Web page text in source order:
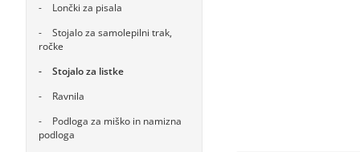
Lončki za pisala
Stojalo za samolepilni trak,
ročke
Stojalo za listke
Ravnila
Podloga za miško in namizna
podloga